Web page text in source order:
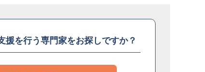
援を行う専門家をお探しですか？